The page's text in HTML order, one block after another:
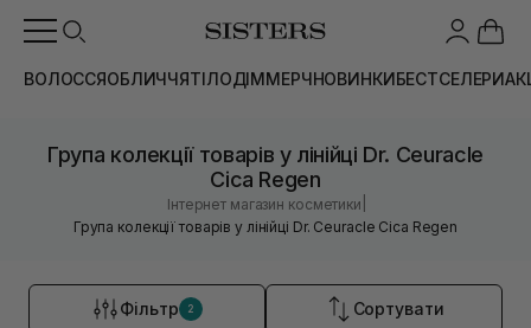
ВОЛОССЯОБЛИЧЧЯТІЛОДІММЕРЧНОВИНКИБЕСТСЕЛЕРИ
Група колекції товарів у лінійці Dr. Ceuracle
Cica Regen
Інтернет магазин косметики
Група колекції товарів у лінійці Dr. Ceuracle Cica Regen
Фільтр 2 Сортувати